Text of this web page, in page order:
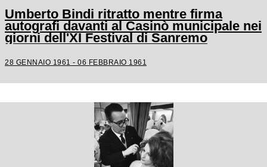
Umberto Bindi ritratto mentre firma
autografi davanti al Casinò municipale nei
giorni dell'XI Festival di Sanremo
28 GENNAIO 1961 - 06 FEBBRAIO 1961